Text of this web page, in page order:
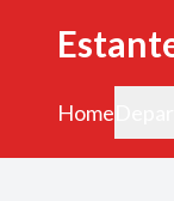
Home